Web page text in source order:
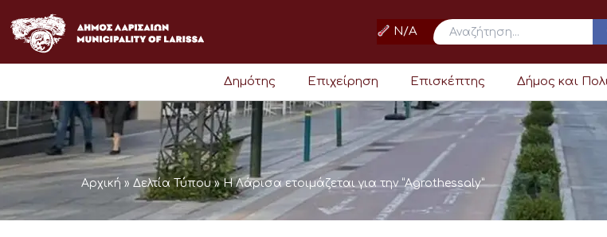
στο
περιεχόμενο
N/A
Δημότης Επιχείρηση Επισκέπτης Δήμος και
Αρχική » Δελτία Τύπου»Η Λάρισα ετοιμάζεται για την “Agrothessaly”